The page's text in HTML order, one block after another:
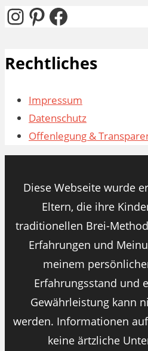
Instagram
Pinterest
Facebook
Rechtliches
Impressum
Datenschutz
Offenlegung &
Diese Webseite wurde
Eltern, die ihre
traditionellen Brei-
Erfahrungen und
meinem
Erfahrungsstand und
Gewährleistung kann
werden. Informationen
keine ärtzliche